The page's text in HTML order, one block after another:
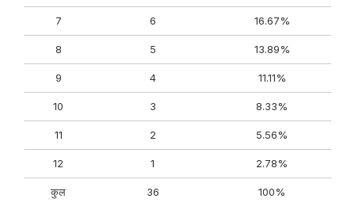
7 6 16.67%
8 5 13.89%
9 4 11.11%
10 3 8.33%
11 2 5.56%
12 1 2.78%
कुल 36 100%